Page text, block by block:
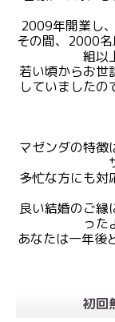
2009年開業し
その間、2000
組以
若い頃からお世
していました
マゼンダの特徴
多忙な方にも対
良い結婚のご縁
った
あなたは一年後
初回